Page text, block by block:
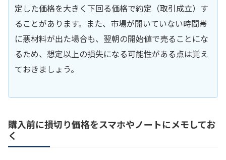
定した価格を大きく下回る価格で約定（取引成立）す
ることがあります。また、市場が開いていない時間帯
に悪材料が出た場合も、翌朝の開始値で売ることにな
るため、想定以上の損失になる可能性がある点は覚え
ておきましょう。
購入前に損切り価格をスマホやノートにメモしてお
く